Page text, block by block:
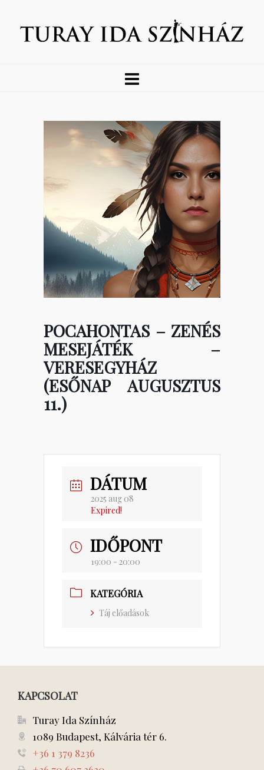
POCAHONTAS – ZENÉS
MESEJÁTÉK –
VERESEGYHÁZ
(ESŐNAP AUGUSZTUS
11.)
DÁTUM
2025 aug 08
Expired!
IDŐPONT
19:00 - 20:00
KATEGÓRIA
Táj előadások
KAPCSOLAT
Turay Ida Színház
1089 Budapest, Kálvária tér 6.
+36 1 379 8236